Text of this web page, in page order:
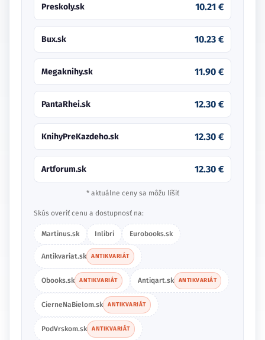
Preskoly.sk 10.21 €
Bux.sk 10.23 €
Megaknihy.sk 11.90 €
PantaRhei.sk 12.30 €
KnihyPreKazdeho.sk 12.30 €
Artforum.sk 12.30 €
* aktuálne ceny sa môžu líšiť
Skús overiť cenu a dostupnosť na:
Martinus.sk Inlibri Eurobooks.sk
Antikvariat.sk ANTIKVARIÁT
Obooks.sk ANTIKVARIÁT Antiqart.sk ANTIKVARIÁT
CierneNaBielom.sk ANTIKVARIÁT
PodVrskom.sk ANTIKVARIÁT